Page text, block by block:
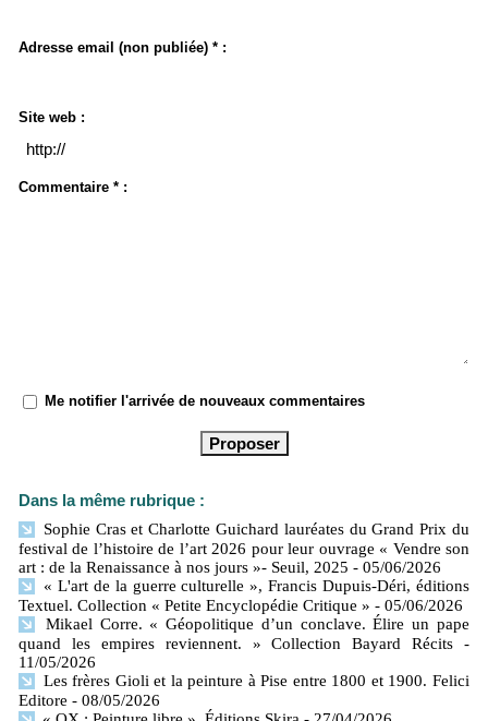
Adresse email (non publiée) * :
Site web :
Commentaire * :
Me notifier l'arrivée de nouveaux commentaires
Dans la même rubrique :
Sophie Cras et Charlotte Guichard lauréates du Grand Prix du
festival de l’histoire de l’art 2026 pour leur ouvrage « Vendre son
art : de la Renaissance à nos jours »- Seuil, 2025 - 05/06/2026
« L'art de la guerre culturelle », Francis Dupuis-Déri, éditions
Textuel. Collection « Petite Encyclopédie Critique » - 05/06/2026
Mikael Corre. « Géopolitique d’un conclave. Élire un pape
quand les empires reviennent. » Collection Bayard Récits
-
11/05/2026
Les frères Gioli et la peinture à Pise entre 1800 et 1900. Felici
Editore - 08/05/2026